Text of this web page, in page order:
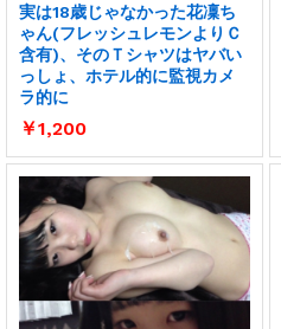
実は18歳じゃなかった花凜ち
ゃん(フレッシュレモンよりＣ
含有)、そのＴシャツはヤバい
っしょ、ホテル的に監視カメ
ラ的に
￥1,200